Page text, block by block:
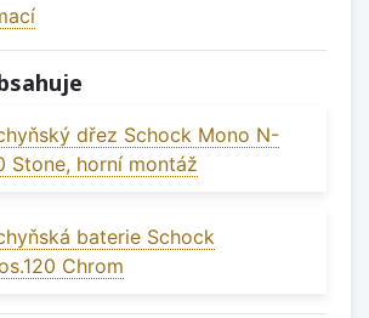
dřez Schock Mono N-
Stone, horní montáž
baterie Schock
Chrom